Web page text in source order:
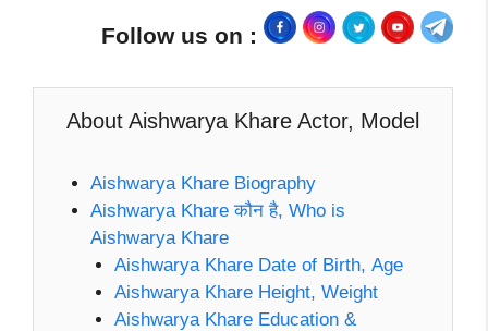
Follow us on :
About Aishwarya Khare Actor, Model
Aishwarya Khare Biography
Aishwarya Khare कौन है, Who is
Aishwarya Khare
Aishwarya Khare Date of Birth, Age
Aishwarya Khare Height, Weight
Aishwarya Khare Education &